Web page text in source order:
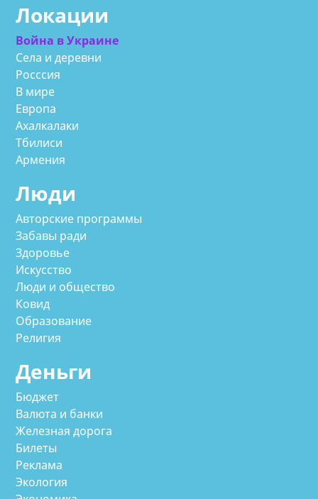
Локации
Война в Украине
Села и деревни
Росссия
В мире
Европа
Ахалкалаки
Тбилиси
Армения
Люди
Авторские программы
Забавы ради
Здоровье
Искусство
Люди и общество
Ковид
Образование
Религия
Деньги
Бюджет
Валюта и банки
Железная дорога
Билеты
Реклама
Экология